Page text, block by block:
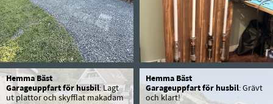
Hemma Bäst
Garageuppfart för husbil: Lagt
ut plattor och skyfflat makadam
Hemma Bäst
Garageuppfart för husbil: Grävt
och klart!